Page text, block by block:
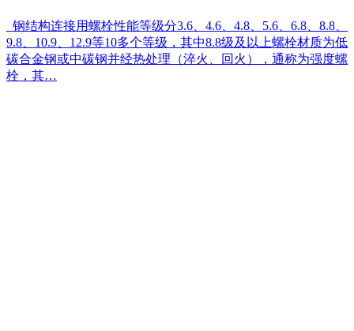
钢结构连接用螺栓性能等级分3.6、4.6、4.8、5.6、6.8、8.8、
9.8、10.9、12.9等10多个等级，其中8.8级及以上螺栓材质为低
碳合金钢或中碳钢并经热处理（淬火、回火），通称为强度螺
栓，其…